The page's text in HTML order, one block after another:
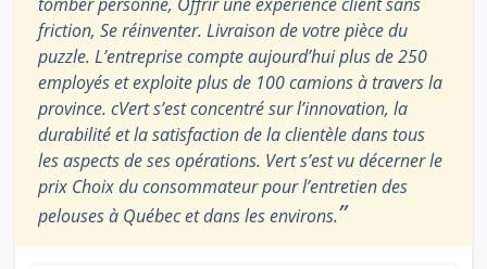
friction, Se réinventer. Livraison de votre pièce du
puzzle. L’entreprise compte aujourd’hui plus de 250
employés et exploite plus de 100 camions à travers la
province. cVert s’est concentré sur l’innovation, la
durabilité et la satisfaction de la clientèle dans tous
les aspects de ses opérations. Vert s’est vu décerner le
prix Choix du consommateur pour l’entretien des
pelouses à Québec et dans les environs.”